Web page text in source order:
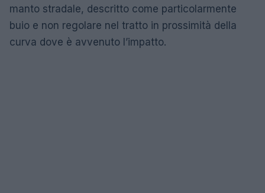
manto stradale, descritto come particolarmente
buio e non regolare nel tratto in prossimità della
curva dove è avvenuto l’impatto.